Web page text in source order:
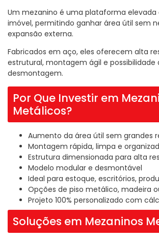
Um mezanino é uma plataforma elevada
imóvel, permitindo ganhar área útil sem
expansão externa.
Fabricados em aço, eles oferecem alta
estrutural, montagem ágil e possibilidade
desmontagem.
Por Que Investir em
Metálicos?
Aumento da área útil sem grandes
Montagem rápida, limpa e
Estrutura dimensionada para alta
Modelo modular e desmontável
Ideal para estoque, escritórios,
Opções de piso metálico, madeira
Projeto 100% personalizado com
Soluções em Mezaninos